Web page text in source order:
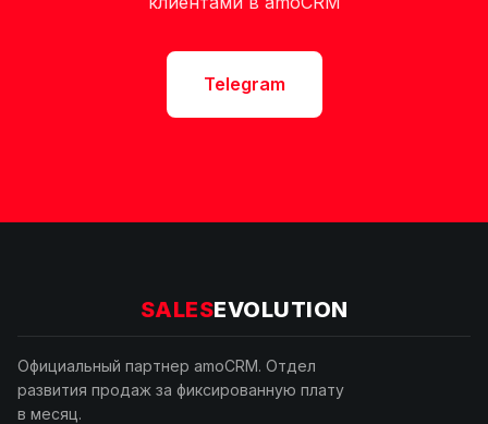
Telegram
SALESEVOLUTION
Официальный партнер amoCRM. Отдел
развития продаж за фиксированную плату
в месяц.